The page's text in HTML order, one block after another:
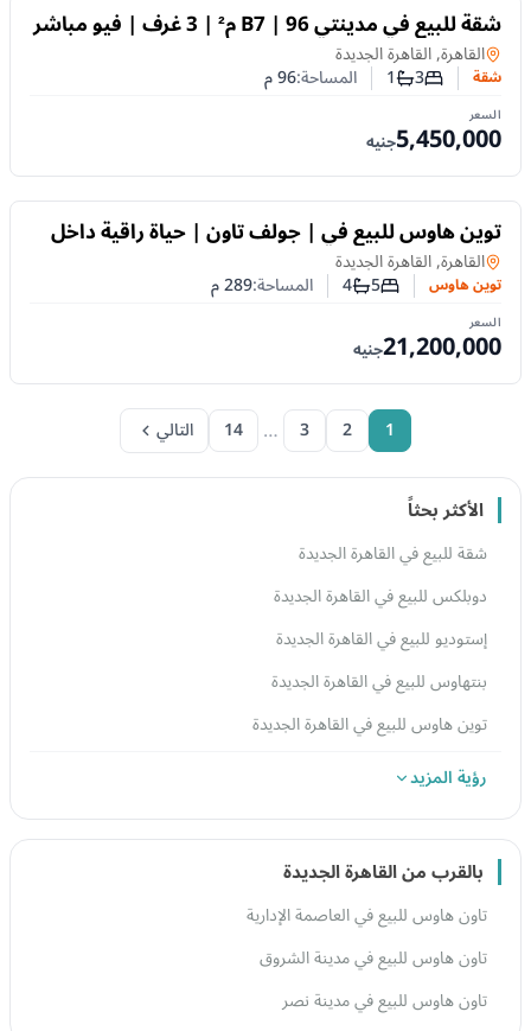
للبيع شقة للبيع في مدينتي B7 | 96 م² | 3 غرف | فيو مباشر
على النادي | تشطيبات خاصة
شقةفي
القاهرة, القاهرة الجديدة
شقة عدد غرف النوم
3عدد الحمامات
1 المساحة:96م
السعر
5,450,000جنيه
للبيع توين هاوس للبيع في | جولف تاون | حياة راقية داخل
مشروع متكامل
توين هاوسفي
القاهرة, القاهرة الجديدة
توين هاوس عدد غرف النوم
5عدد الحمامات
4 المساحة:289م
السعر
21,200,000جنيه
1
2
3
…
14 التالي
الأكثر بحثاً
شقة للبيع في القاهرة الجديدة
دوبلكس للبيع في القاهرة الجديدة
إستوديو للبيع في القاهرة الجديدة
بنتهاوس للبيع في القاهرة الجديدة
توين هاوس للبيع في القاهرة الجديدة
رؤية المزيد
بالقرب من القاهرة الجديدة
تاون هاوس للبيع في العاصمة الإدارية
تاون هاوس للبيع في مدينة الشروق
تاون هاوس للبيع في مدينة نصر